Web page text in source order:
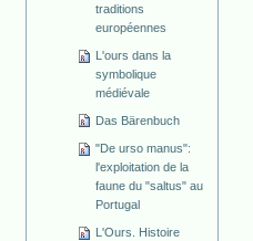
traditions
européennes
L'ours dans la
symbolique
médiévale
Das Bärenbuch
"De urso manus":
l'exploitation de la
faune du "saltus" au
Portugal
L'Ours. Histoire